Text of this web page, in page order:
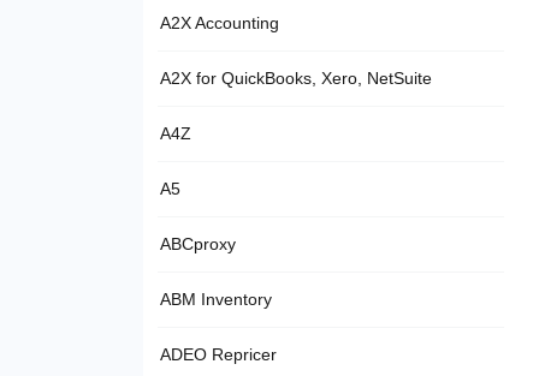
A2X Accounting
A2X for QuickBooks, Xero, NetSuite
A4Z
A5
ABCproxy
ABM Inventory
ADEO Repricer